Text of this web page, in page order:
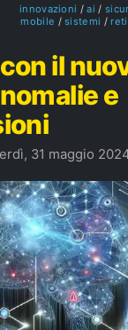
innovazioni ai
mobile
sistemi reti
il
e
31 maggio